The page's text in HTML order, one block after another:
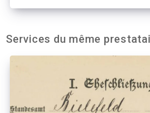
Services du même